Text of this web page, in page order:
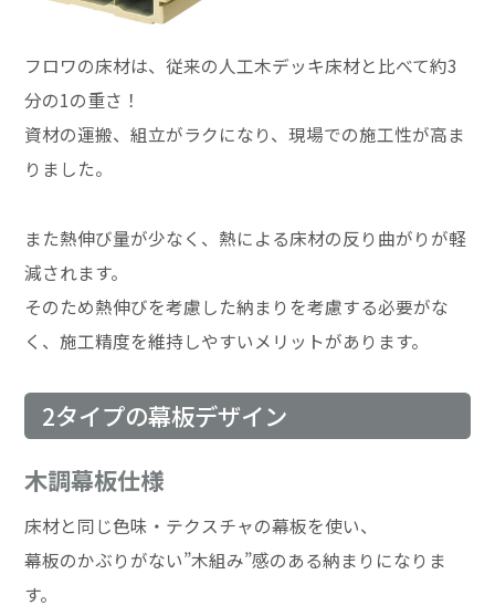
フロワの床材は、従来の人工木デッキ床材と比べて約3
分の1の重さ！
資材の運搬、組立がラクになり、現場での施工性が高ま
りました。
また熱伸び量が少なく、熱による床材の反り曲がりが軽
減されます。
そのため熱伸びを考慮した納まりを考慮する必要がな
く、施工精度を維持しやすいメリットがあります。
2タイプの幕板デザイン
木調幕板仕様
床材と同じ色味・テクスチャの幕板を使い、
幕板のかぶりがない”木組み”感のある納まりになりま
す。